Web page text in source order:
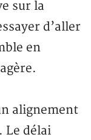
sur la
d’aller
en
alignement
Le délai